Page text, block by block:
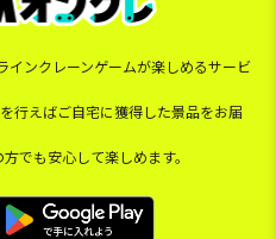
インクレーンゲームが楽しめるサービ
行えばご自宅に獲得した景品をお届
でも安心して楽しめます。